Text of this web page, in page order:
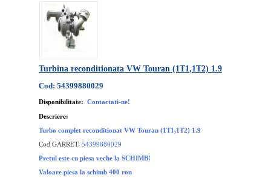
Turbina reconditionata VW Touran (1T1,1T2) 1.9
Cod: 54399880029
Disponibilitate: Contactati-ne!
Descriere:
Turbo complet reconditionat VW Touran (1T1,1T2) 1.9
Cod GARRET: 54399880029
Pretul este cu piesa veche la SCHIMB!
Valoare piesa la schimb 400 ron